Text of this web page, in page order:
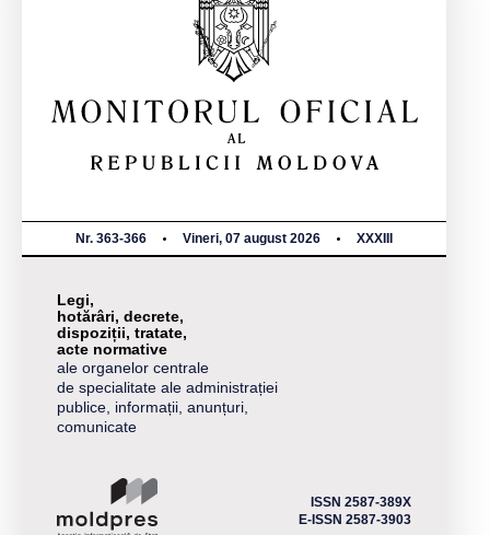
Nr. 363-366 Vineri, 07 august 2026 XXXIII
Legi,
hotărâri, decrete,
dispoziții, tratate,
acte normative
ale organelor centrale
de specialitate ale administrației
publice, informații, anunțuri,
comunicate
ISSN 2587-389X
E-ISSN 2587-3903